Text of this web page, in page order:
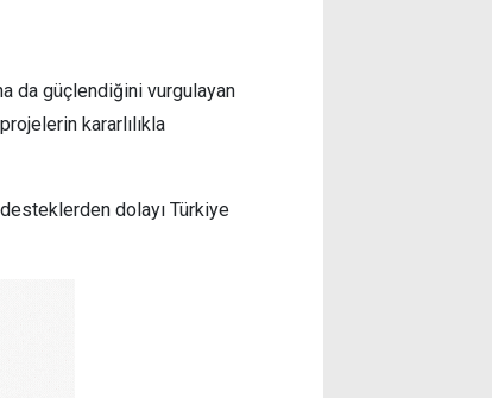
da güçlendiğini vurgulayan
kararlılıkla
dolayı Türkiye